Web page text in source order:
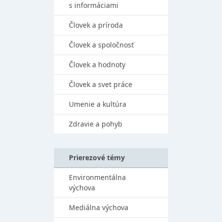
s informáciami
Človek a príroda
Človek a spoločnosť
Človek a hodnoty
Človek a svet práce
Umenie a kultúra
Zdravie a pohyb
Prierezové témy
Environmentálna
výchova
Mediálna výchova